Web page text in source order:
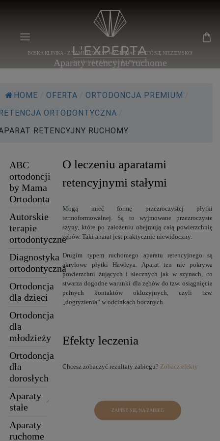
BOSKA KLINIKA - Z NAMI BĘDZIESZ WYGLĄDAĆ I CZUĆ SIĘ NIEZIEMSKO!
Aparaty retencyjne ruchome
HOME OFERTA ORTODONCJA PREMIUM
ORTODONTYCZNA
RETENCYJNY RUCHOMY
ABC
ortodoncji
by Mama
Ortodonta
Autorskie
terapie
ortodontyczne
Diagnostyka
ortodontyczna
Ortodoncja
dla dzieci
Ortodoncja
dla
młodzieży
Ortodoncja
dla
dorosłych
Aparaty
stałe
Aparaty
ruchome
O leczeniu aparatami
retencyjnymi stałymi
Mogą mieć formę przezroczystej płytki
termoformowalnej. Są to wyjmowane przezroczyste
szyny, które po założeniu obejmują całą powierzchnię
zębów. Taki aparat jest praktycznie niewidoczny.
Drugim typem ruchomego aparatu retencyjnego są
akrylowe płytki Hawleya. Aparat ten nie pokrywa
powierzchni żujących i siecznych jak w szynach, co
stwarza dogodne warunki dla zębów do tzw. osiągnięcia
pełnych kontaktów okluzyjnych, czyli tzw.
„dogryzienia” w odcinkach bocznych.
Efekty leczenia
Chcesz zobaczyć rezultaty zabiegu? Zobacz efekty
ZAPISZ SIĘ NA ZABIEG